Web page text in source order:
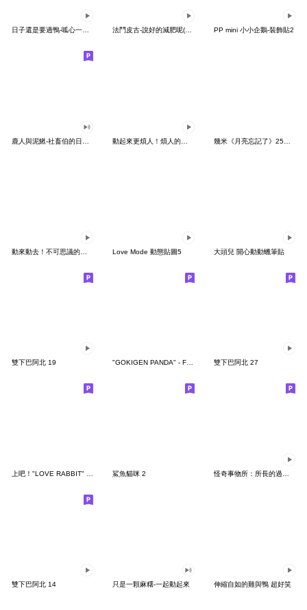
日子還是要過鴨-呱心一下鴨 法鬥皮古-說好的減肥呢(第15彈) PP mini 小小企鵝-裝飾貼2
幾米《月亮忘記了》25周年 x 晴天P莉
Love Mode 動態貼圖5 大頭兒 開心動動蠟筆貼
雙下巴阿北 19 "GOKIGEN PANDA" - Feeling / global 雙下巴阿北 27
鯊魚貓咪 2
雙下巴阿北 14 只是一顆麻糬-一起動起來 伸縮自如的雞與鴨 超好笑